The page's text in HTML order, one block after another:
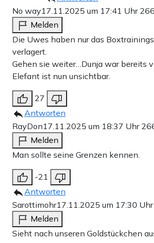
No way17.11.2025 um 17:41 Uhr
Melden
Die Uwes haben nur das
verlagert.
Gehen sie weiter…Dunja war bereits
Elefant ist nun unsichtbar.
27
Antworten
RayDon17.11.2025 um 18:37 Uhr
Melden
Man sollte seine Grenzen kennen.
-21
Antworten
Sarottimohr17.11.2025 um 17:30 Uhr
Melden
Sieht nach unseren Goldstückchen